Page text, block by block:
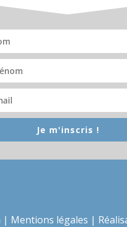
Je m'inscris !
| Mentions légales |